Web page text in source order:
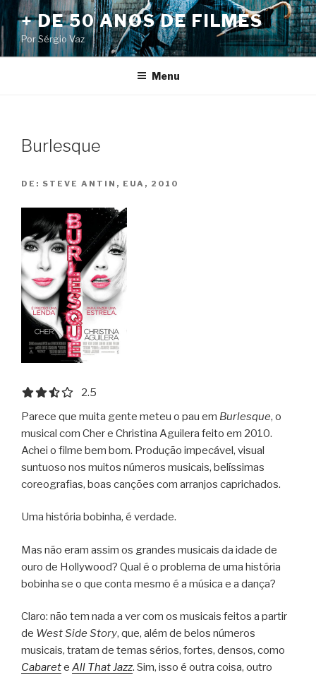
Pular
para
o
conteúdo
+ DE 50 ANOS DE FILMES
Por Sérgio Vaz
Menu
Burlesque
DE: STEVE ANTIN, EUA, 2010
2.5 out of 5.0 stars
2.5
Parece que muita gente meteu o pau em Burlesque, o
musical com Cher e Christina Aguilera feito em 2010.
Achei o filme bem bom. Produção impecável, visual
suntuoso nos muitos números musicais, belíssimas
coreografias, boas canções com arranjos caprichados.
Uma história bobinha, é verdade.
Mas não eram assim os grandes musicais da idade de
ouro de Hollywood? Qual é o problema de uma história
bobinha se o que conta mesmo é a música e a dança?
Claro: não tem nada a ver com os musicais feitos a partir
de West Side Story, que, além de belos números
musicais, tratam de temas sérios, fortes, densos, como
Cabarete All That Jazz. Sim, isso é outra coisa, outro